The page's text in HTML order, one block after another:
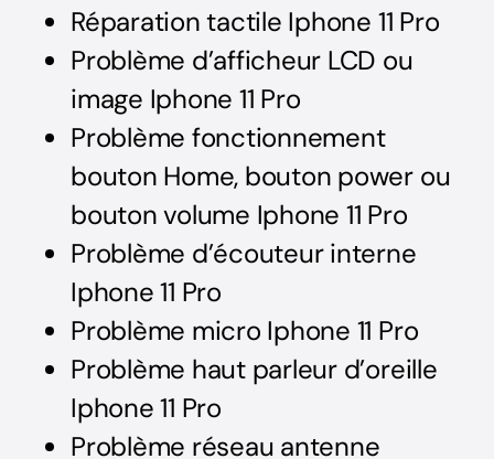
Réparation tactile Iphone 11 Pro
Problème d’afficheur LCD ou
image Iphone 11 Pro
Problème fonctionnement
bouton Home, bouton power ou
bouton volume Iphone 11 Pro
Problème d’écouteur interne
Iphone 11 Pro
Problème micro Iphone 11 Pro
Problème haut parleur d’oreille
Iphone 11 Pro
Problème réseau antenne